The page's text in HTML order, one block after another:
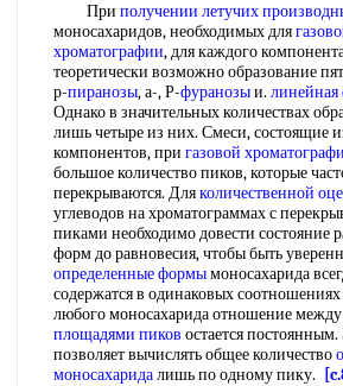
При получении летучих
моносахаридов, необходимых для
хроматографии, для каждого
теоретически возможно образование
р-пиранозы, а-, Р-фуранозыи.
Однако в значительных количествах
лишь четыре из них. Смеси, состоящие
компонентов, при газовой
большое количество пиков, которые
перекрываются. Дляколичественной
углеводов на хроматограммах с
пиками необходимо довести состояние
форм до равновесия, чтобы быть
определенные формымоносахарида
содержатся в одинаковых
любого моносахарида отношение
площадями пиков остается
позволяет вычислять общее количество
моносахаридалишь по одному пику.